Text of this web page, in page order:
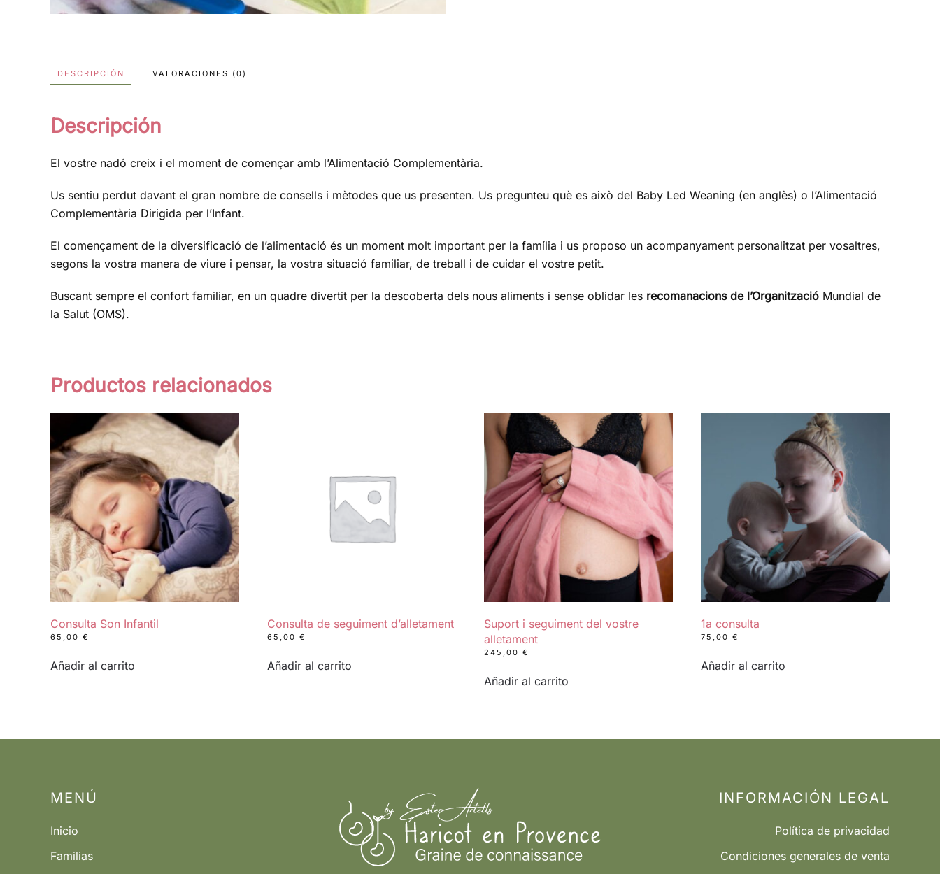
DESCRIPCIÓN VALORACIONES (0)
Descripción
El vostre nadó creix i el moment de començar amb l’Alimentació Complementària.
Us sentiu perdut davant el gran nombre de consells i mètodes que us presenten. Us pregunteu què es això del Baby Led Weaning (en anglès) o l’Alimentació
Complementària Dirigida per l’Infant.
El començament de la diversificació de l’alimentació és un moment molt important per la família i us proposo un acompanyament personalitzat per vosaltres,
segons la vostra manera de viure i pensar, la vostra situació familiar, de treball i de cuidar el vostre petit.
Buscant sempre el confort familiar, en un quadre divertit per la descoberta dels nous aliments i sense oblidar les recomanacions de l’Organització Mundial de
la Salut (OMS).
Productos relacionados
Consulta Son Infantil
65,00 €
Añadir al carrito
Consulta de seguiment d’alletament
65,00 €
Añadir al carrito
Suport i seguiment del vostre
alletament
245,00 €
Añadir al carrito
1a consulta
75,00 €
Añadir al carrito
MENÚ
Inicio
Familias
INFORMACIÓN LEGAL
Política de privacidad
Condiciones generales de venta